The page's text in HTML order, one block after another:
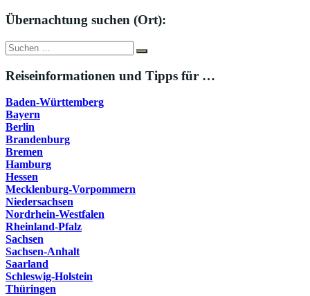
Übernachtung suchen (Ort):
Suche
nach:
Suchen
Reiseinformationen und Tipps für …
Baden-Württemberg
Bayern
Berlin
Brandenburg
Bremen
Hamburg
Hessen
Mecklenburg-Vorpommern
Niedersachsen
Nordrhein-Westfalen
Rheinland-Pfalz
Sachsen
Sachsen-Anhalt
Saarland
Schleswig-Holstein
Thüringen